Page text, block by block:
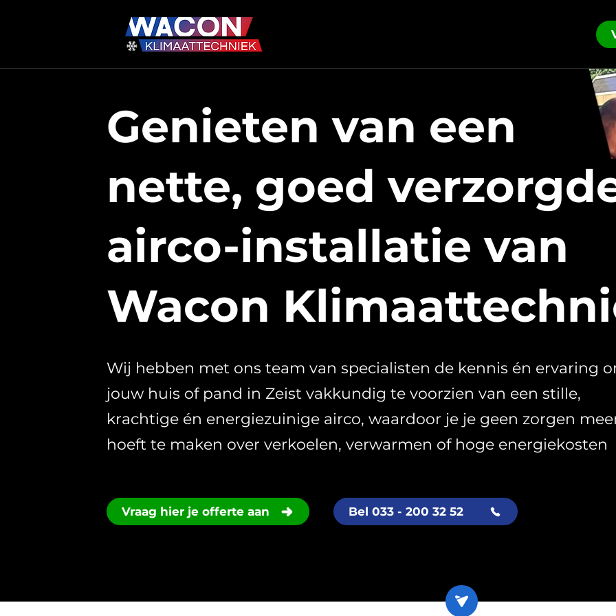
Genietenvan een
nette, goed
airco-installatie van
Wacon
Wij hebben met ons team van specialisten de kennis én ervaring
jouw huis of pand in Zeist vakkundig te voorzien van een stille,
krachtige én energiezuinige airco, waardoor je je geen zorgen
hoeft te maken over verkoelen, verwarmen of hoge energiekosten
Vraag hier je offerte aan Bel 033 - 200 32 52